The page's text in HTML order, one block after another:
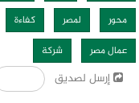
محور
لمصر كفاءة
عمال مصر
شركة
إرسل لصديقFacebook